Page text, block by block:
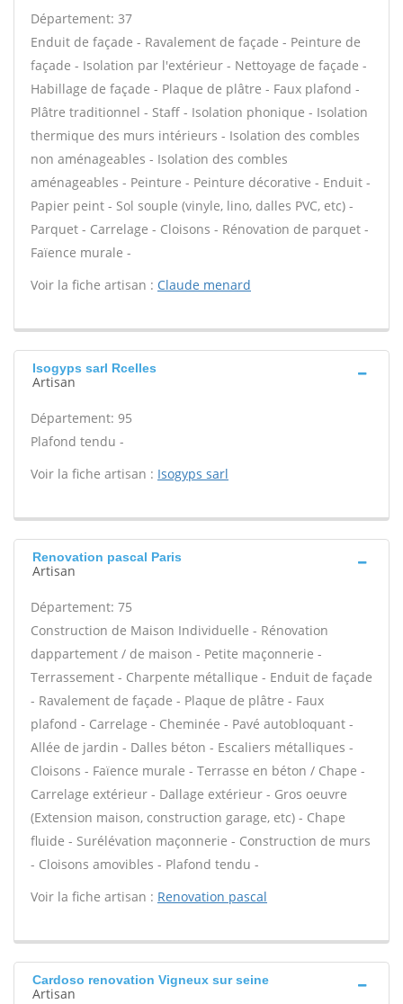
Département: 37
Enduit de façade - Ravalement de façade - Peinture de
façade - Isolation par l'extérieur - Nettoyage de façade -
Habillage de façade - Plaque de plâtre - Faux plafond -
Plâtre traditionnel - Staff - Isolation phonique - Isolation
thermique des murs intérieurs - Isolation des combles
non aménageables - Isolation des combles
aménageables - Peinture - Peinture décorative - Enduit -
Papier peint - Sol souple (vinyle, lino, dalles PVC, etc) -
Parquet - Carrelage - Cloisons - Rénovation de parquet -
Faïence murale -
Voir la fiche artisan : Claude menard
Isogyps sarl Rcelles
Artisan
Département: 95
Plafond tendu -
Voir la fiche artisan : Isogyps sarl
Renovation pascal Paris
Artisan
Département: 75
Construction de Maison Individuelle - Rénovation
dappartement / de maison - Petite maçonnerie -
Terrassement - Charpente métallique - Enduit de façade
- Ravalement de façade - Plaque de plâtre - Faux
plafond - Carrelage - Cheminée - Pavé autobloquant -
Allée de jardin - Dalles béton - Escaliers métalliques -
Cloisons - Faïence murale - Terrasse en béton / Chape -
Carrelage extérieur - Dallage extérieur - Gros oeuvre
(Extension maison, construction garage, etc) - Chape
fluide - Surélévation maçonnerie - Construction de murs
- Cloisons amovibles - Plafond tendu -
Voir la fiche artisan : Renovation pascal
Cardoso renovation Vigneux sur seine
Artisan